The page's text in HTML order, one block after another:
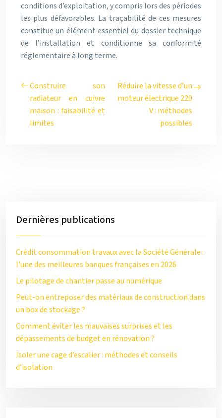
conditions d’exploitation, y compris lors des périodes
les plus défavorables. La traçabilité de ces mesures
constitue un élément essentiel du dossier technique
de l’installation et conditionne sa conformité
réglementaire à long terme.
Construire son
radiateur en cuivre
maison : faisabilité et
limites
Réduire la vitesse d’un
moteur électrique 220
V : méthodes
possibles
Dernières publications
Crédit consommation travaux avec la Société Générale :
l’une des meilleures banques françaises en 2026
Le pilotage de chantier passe au numérique
Peut-on entreposer des matériaux de construction dans
un box de stockage ?
Comment éviter les mauvaises surprises et les
dépassements de budget en rénovation ?
Isoler une cage d’escalier : méthodes et conseils
d’isolation